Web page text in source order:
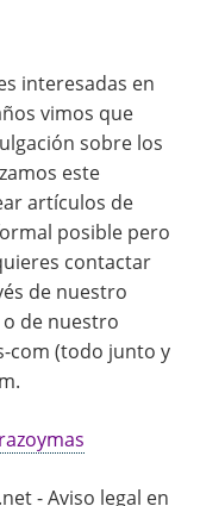
interesadas en
vimos que
sobre los
este
artículos de
posible pero
contactar
de nuestro
de nuestro
com (todo junto y
- Aviso legal en